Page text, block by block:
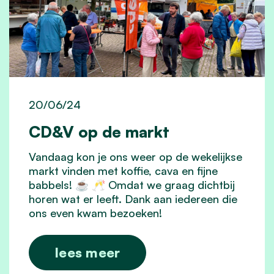
CD&V op de markt
20/06/24
Vandaag kon je ons weer op de wekelijkse
markt vinden met koffie, cava en fijne
babbels! ☕️ 🥂 Omdat we graag dichtbij
horen wat er leeft. Dank aan iedereen die
ons even kwam bezoeken!
lees meer